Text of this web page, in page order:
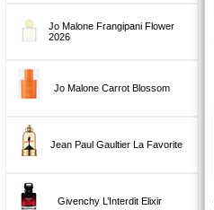
Jo Malone Frangipani Flower
2026
Jo Malone Carrot Blossom
Jean Paul Gaultier La Favorite
Givenchy L’Interdit Elixir